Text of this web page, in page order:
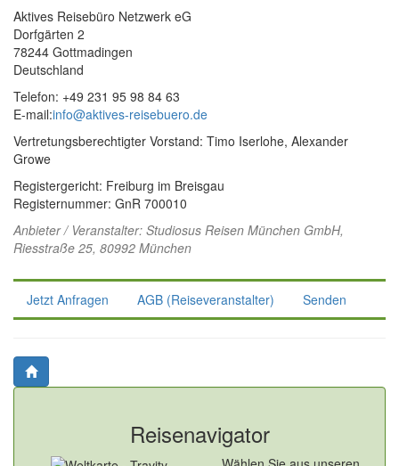
Aktives Reisebüro Netzwerk eG
Dorfgärten 2
78244 Gottmadingen
Deutschland
Telefon: +49 231 95 98 84 63
E-mail:info@aktives-reisebuero.de
Vertretungsberechtigter Vorstand: Timo Iserlohe, Alexander
Growe
Registergericht: Freiburg im Breisgau
Registernummer: GnR 700010
Anbieter / Veranstalter: Studiosus Reisen München GmbH,
Riesstraße 25, 80992 München
Jetzt Anfragen AGB (Reiseveranstalter) Senden
Reisenavigator